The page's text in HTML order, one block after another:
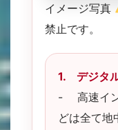
イメージ写真
禁止です。
1. デジタ
- 高速イン
どは全て地